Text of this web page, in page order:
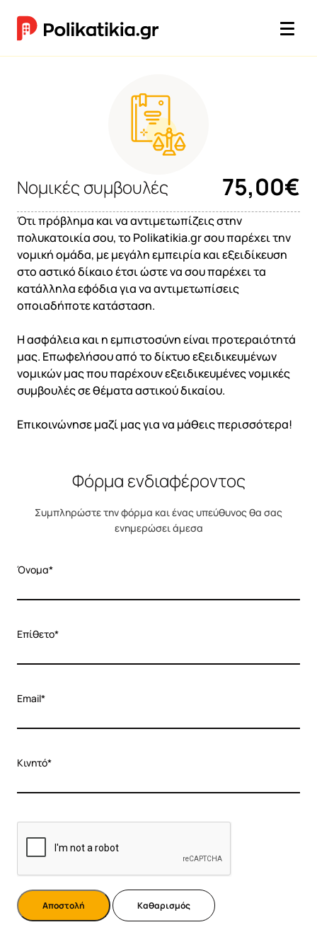
Νομικές συμβουλές 75,00€
Ότι πρόβλημα και να αντιμετωπίζεις στην
πολυκατοικία σου, το Polikatikia.gr σου παρέχει την
νομική ομάδα, με μεγάλη εμπειρία και εξειδίκευση
στο αστικό δίκαιο έτσι ώστε να σου παρέχει τα
κατάλληλα εφόδια για να αντιμετωπίσεις
οποιαδήποτε κατάσταση.
Η ασφάλεια και η εμπιστοσύνη είναι προτεραιότητά
μας. Επωφελήσου από το δίκτυο εξειδικευμένων
νομικών μας που παρέχουν εξειδικευμένες νομικές
συμβουλές σε θέματα αστικού δικαίου.
Επικοινώνησε μαζί μας για να μάθεις περισσότερα!
Φόρμα ενδιαφέροντος
Συμπληρώστε την φόρμα και ένας υπεύθυνος θα σας
ενημερώσει άμεσα
Όνομα*
Επίθετο*
Email*
Κινητό*